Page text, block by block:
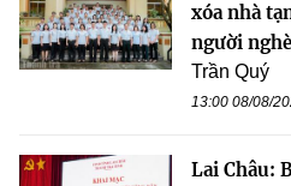
xóa nhà
người
Trần Quý
13:00 08/08/
Lai Châu: